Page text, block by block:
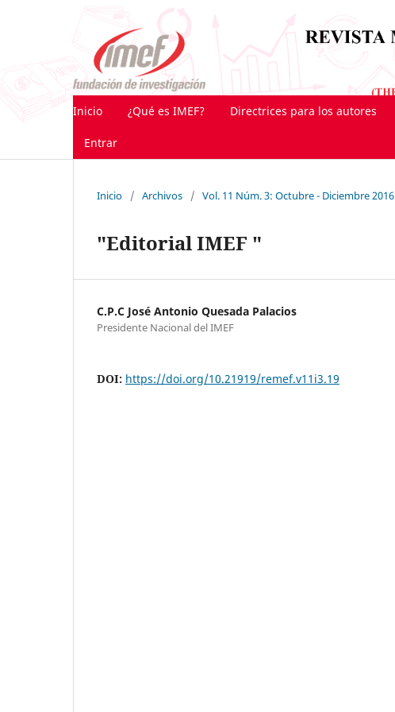
Inicio ¿Qué es IMEF? Directrices para los autores
Entrar
Inicio / Archivos / Vol. 11 Núm. 3: Octubre - Diciembre 2016
"Editorial IMEF "
C.P.C José Antonio Quesada Palacios
Presidente Nacional del IMEF
DOI: https://doi.org/10.21919/remef.v11i3.19